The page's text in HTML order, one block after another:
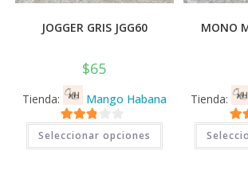
JOGGER GRIS JGG60
$65
Tienda: Mango Habana
2.71
de 5
Seleccionar opciones
Este
producto
tiene
MONO
Tienda: